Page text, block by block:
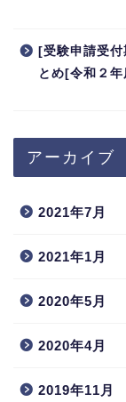
[受験申請受
とめ[令和２
アーカイブ
2021年7月
2021年1月
2020年5月
2020年4月
2019年11月